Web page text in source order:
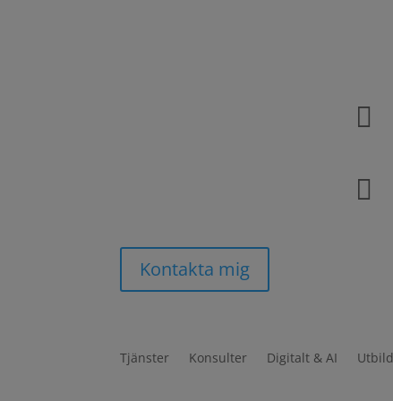


Kontakta mig
Tjänster Konsulter Digitalt & AI